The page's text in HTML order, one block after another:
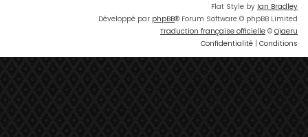
Flat Style by Ian Bradley
Développé par phpBB® Forum Software © phpBB Limited
Traduction française officielle © Qiaeru
Confidentialité | Conditions